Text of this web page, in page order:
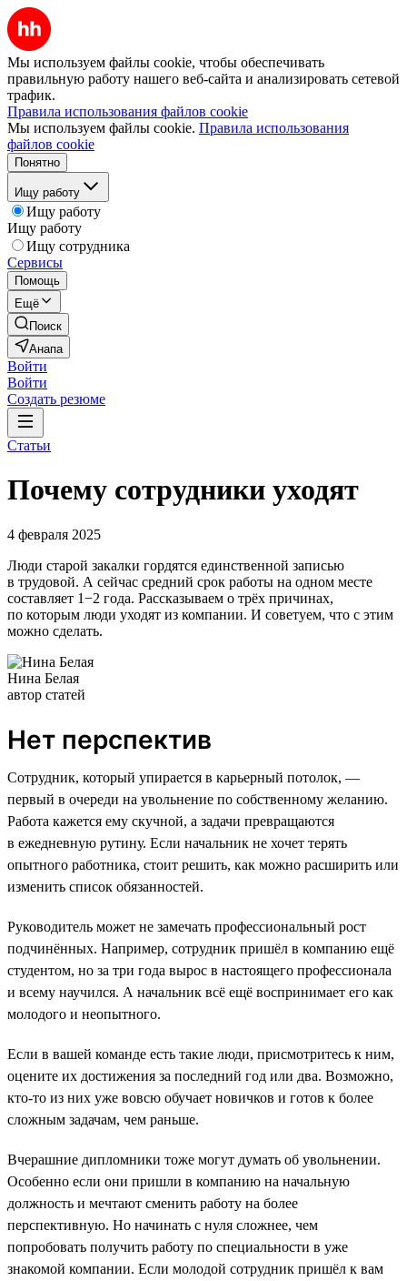
Мы используем файлы cookie, чтобы обеспечивать
правильную работу нашего веб-сайта и анализировать сетевой
трафик.
Правила использования файлов cookie
Мы используем файлы cookie. Правила использования
файлов cookie
Понятно
Ищу работу
Ищу работу
Ищу работу
Ищу сотрудника
Сервисы
Помощь
Ещё
Поиск
Анапа
Войти
Войти
Создать резюме
Статьи
Почему сотрудники уходят
4 февраля 2025
Люди старой закалки гордятся единственной записью
в трудовой. А сейчас средний срок работы на одном месте
составляет 1−2 года. Рассказываем о трёх причинах,
по которым люди уходят из компании. И советуем, что с этим
можно сделать.
Нина Белая
автор статей
Нет перспектив
Сотрудник, который упирается в карьерный потолок, —
первый в очереди на увольнение по собственному желанию.
Работа кажется ему скучной, а задачи превращаются
в ежедневную рутину. Если начальник не хочет терять
опытного работника, стоит решить, как можно расширить или
изменить список обязанностей.
Руководитель может не замечать профессиональный рост
подчинённых. Например, сотрудник пришёл в компанию ещё
студентом, но за три года вырос в настоящего профессионала
и всему научился. А начальник всё ещё воспринимает его как
молодого и неопытного.
Если в вашей команде есть такие люди, присмотритесь к ним,
оцените их достижения за последний год или два. Возможно,
кто-то из них уже вовсю обучает новичков и готов к более
сложным задачам, чем раньше.
Вчерашние дипломники тоже могут думать об увольнении.
Особенно если они пришли в компанию на начальную
должность и мечтают сменить работу на более
перспективную. Но начинать с нуля сложнее, чем
попробовать получить работу по специальности в уже
знакомой компании. Если молодой сотрудник пришёл к вам